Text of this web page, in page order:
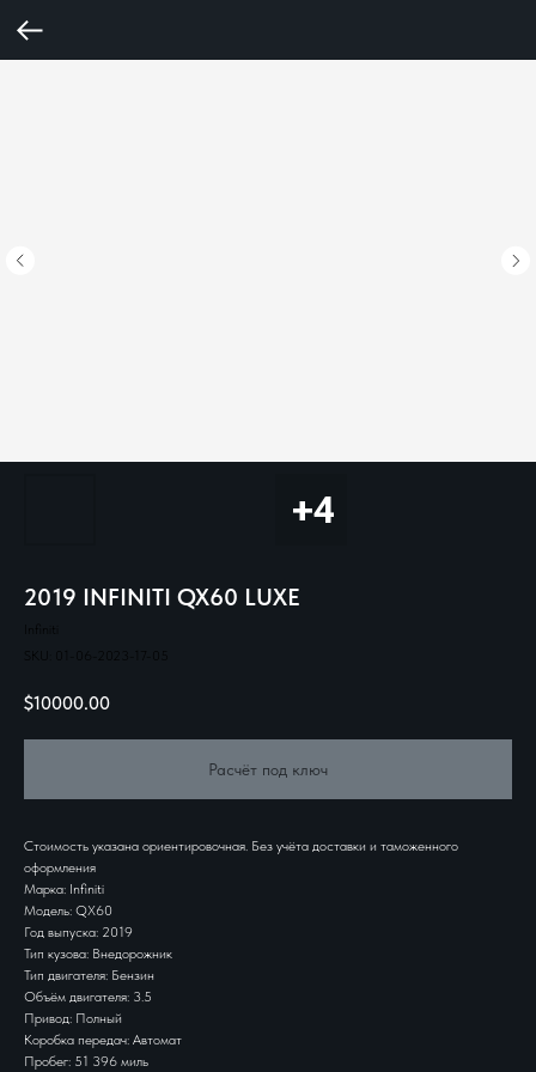
2019 INFINITI QX60 LUXE
Infiniti
SKU:
$10000.00
Расчёт под ключ
Стоимость указана ориентировочная. Без учёта доставки и таможенного
оформления
Марка: Infiniti
Модель: QX60
Год выпуска: 2019
Тип кузова: Внедорожник
Тип двигателя: Бензин
Объём двигателя: 3.5
Привод: Полный
Коробка передач: Автомат
Пробег: 51 396 миль